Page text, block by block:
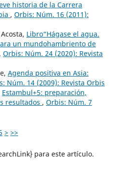
historia de la Carrera
, Orbis: Núm. 16 (2011):
Libro“Hágase el agua.
un mundohambriento de
, Orbis: Núm. 24 (2020): Revista
Agenda positiva en Asia:
Núm. 14 (2009): Revista Orbis
Estambul+5: preparación,
resultados , Orbis: Núm. 7
> >>
para este artículo.